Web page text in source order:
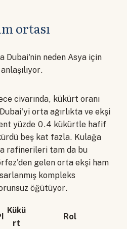
ortası
Dubai'nin neden Asya için
civarında, kükürt oranı
orta ağırlıkta ve ekşi
yüzde 0.4 kükürtle hafif
beş kat fazla. Kulağa
rafinerileri tam da bu
gelen orta ekşi ham
kompleks
öğütüyor.
Kükü
rt
Rol